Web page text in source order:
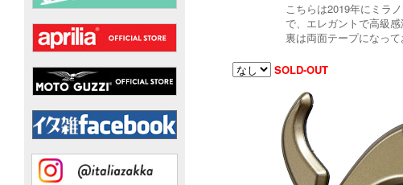
こちらは2019年にミラ
で、エレガントで高級感
裏は両面テープになっ
SOLD-OUT